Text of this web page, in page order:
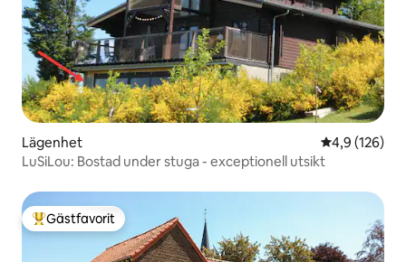
Lägenhet 4,9 av 5 i
4,9 (126)
LuSiLou: Bostad under stuga - exceptionell utsikt
Populär gästfavorit
Gästfavorit